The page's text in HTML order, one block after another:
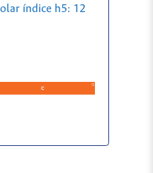
índice h5: 12